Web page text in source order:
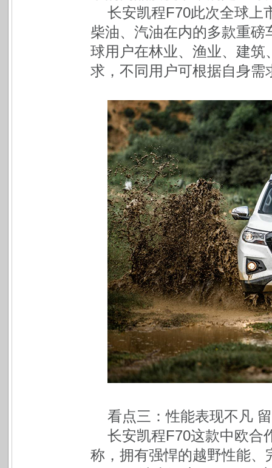
长安凯程F70此次全球上
柴油、汽油在内的多款重
球用户在林业、渔业、建
求，不同用户可根据自身
看点三：性能表现不凡
长安凯程F70这款中欧合
称，拥有强悍的越野性能